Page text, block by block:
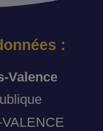
:
Valence